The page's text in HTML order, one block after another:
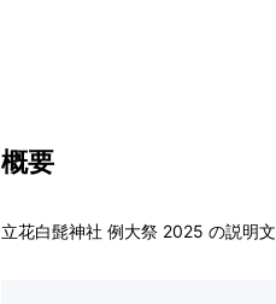
概要
立花白髭神社 例大祭 2025 の説明文